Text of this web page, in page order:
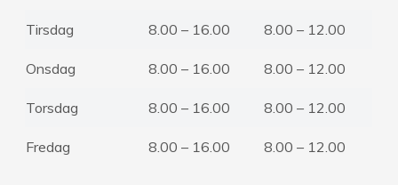
Tirsdag 8.00 – 16.00 8.00 – 12.00
Onsdag 8.00 – 16.00 8.00 – 12.00
Torsdag 8.00 – 16.00 8.00 – 12.00
Fredag 8.00 – 16.00 8.00 – 12.00